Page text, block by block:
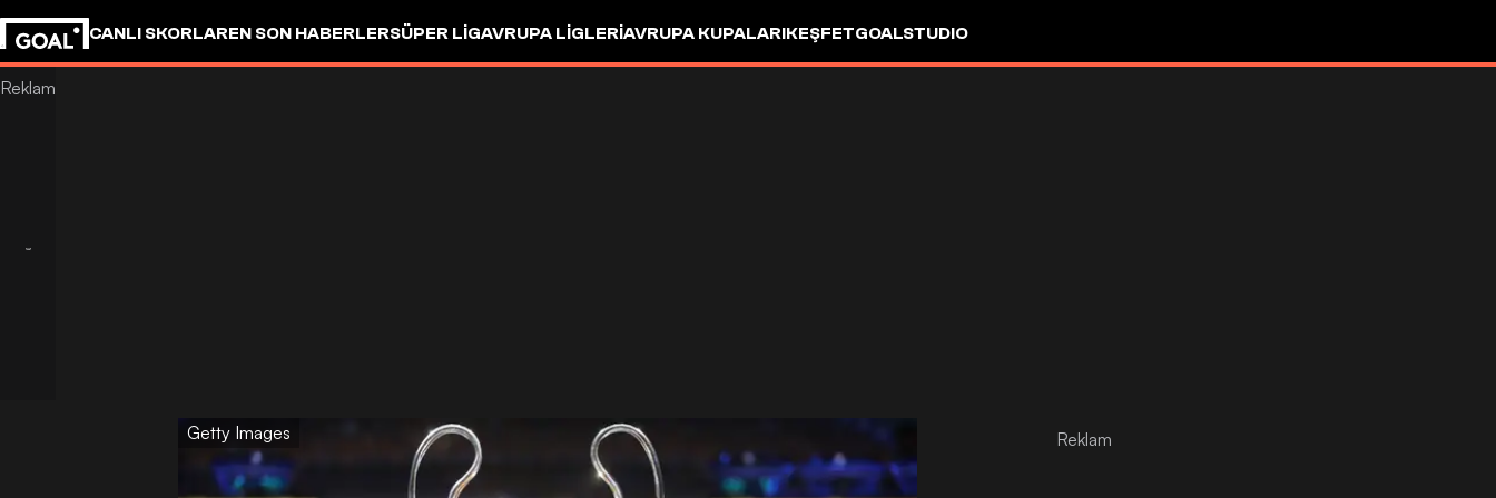
CANLI SKORLAREN SON HABERLERSÜPER LIGAVRUPA LIGLERIAVRUPA KUPALARIKEŞFETGOALSTUDIO
Getty Images